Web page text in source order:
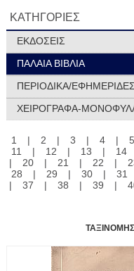
ΚΑΤΗΓΟΡΙΕΣ
ΕΚΔΟΣΕΙΣ
ΠΑΛΑΙΑ ΒΙΒΛΙΑ
ΠΕΡΙΟΔΙΚΑ/
ΧΕΙΡΟΓΡΑΦΑ-
1 | 2 | 3 | 4 | 5
11
| 12 | 13 | 14
|
20 | 21 | 22 |
28
| 29 | 30 | 31
|
37 | 38 | 39 |